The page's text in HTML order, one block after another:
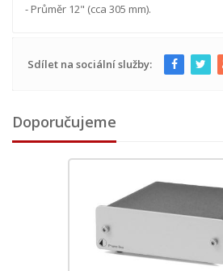
- Průměr 12" (cca 305 mm).
Sdílet na sociální služby:
Doporučujeme